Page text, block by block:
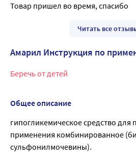
Товар пришел во время, спасибо
Читать все
Амарил Инструкция по
Беречь от детей
Общее описание
гипогликемическое средство для
применения комбинированное
сульфонилмочевины).